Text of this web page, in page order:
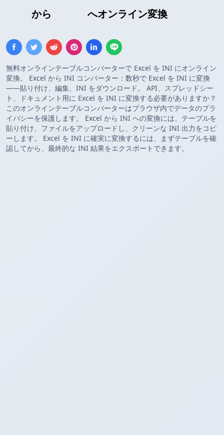
から へオンライン変換
無料オンラインテーブルコンバーターで Excel を INI にオンライン
変換。 Excel から INI コンバーター：数秒で Excel を INI に変換
——貼り付け、編集、INI をダウンロード。 API、スプレッドシー
ト、ドキュメント用に Excel を INI に変換する必要がありますか？
このオンラインテーブルコンバーターはブラウザ内でデータのプラ
イバシーを保護します。 Excel から INI への変換には、テーブルを
貼り付け、ファイルをアップロードし、クリーンな INI 出力をコピ
ーします。 Excel を INI に確実に変換するには、まずテーブルを確
認してから、最終的な INI 結果をエクスポートできます。